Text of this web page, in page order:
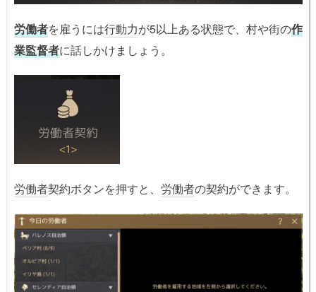
労働者を雇うには行動力が5以上ある状態で、村や街の作
業監督者に話しかけましょう。
労働者契約ボタンを押すと、 労働者の契約ができます。